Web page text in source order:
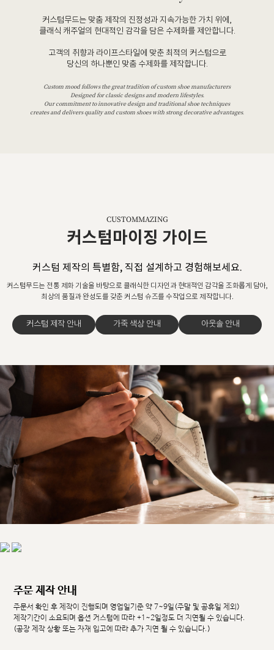
커스텀무드는 맞춤 제작의 진정성과 지속가능한 가치 위에,
클래식 캐주얼의 현대적인 감각을 담은 수제화를 제안합니다.
고객의 취향과 라이프스타일에 맞춘 최적의 커스텀으로
당신의 하나뿐인 맞춤 수제화를 제작합니다.
Custom mood follows the great tradition of custom shoe manufacturers
Designed for classic designs and modern lifestyles.
Our commitment to innovative design and traditional shoe techniques
creates and delivers quality and custom shoes with strong decorative advantages.
CUSTOMMAZING
커스텀마이징 가이드
커스텀 제작의 특별함, 직접 설계하고 경험해보세요.
커스텀무드는 전통 제화 기술을 바탕으로 클래식한 디자인과 현대적인 감각을 조화롭게 담아,
최상의 품질과 완성도를 갖춘 커스텀 슈즈를 수작업으로 제작합니다.
커스텀 제작 안내 가죽 색상 안내 아웃솔 안내
주문 제작 안내
주문서 확인 후 제작이 진행되며 영업일기준 약 7~9일(주말 및 공휴일 제외)
제작기간이 소요되며 옵션 커스텀에 따라 +1~2일정도 더 지연될 수 있습니다.
(공장 제작 상황 또는 자재 입고에 따라 추가 지연 될 수 있습니다.)